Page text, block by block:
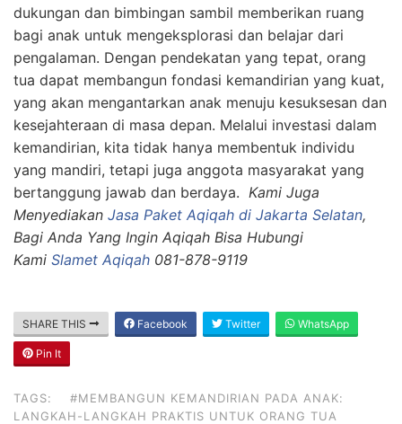
dukungan dan bimbingan sambil memberikan ruang
bagi anak untuk mengeksplorasi dan belajar dari
pengalaman. Dengan pendekatan yang tepat, orang
tua dapat membangun fondasi kemandirian yang kuat,
yang akan mengantarkan anak menuju kesuksesan dan
kesejahteraan di masa depan. Melalui investasi dalam
kemandirian, kita tidak hanya membentuk individu
yang mandiri, tetapi juga anggota masyarakat yang
bertanggung jawab dan berdaya. Kami Juga
Menyediakan Jasa Paket Aqiqah di Jakarta Selatan,
Bagi Anda Yang Ingin Aqiqah Bisa Hubungi
Kami Slamet Aqiqah 081-878-9119
SHARE THIS Facebook Twitter WhatsApp
Pin It
TAGS:
#MEMBANGUN KEMANDIRIAN PADA ANAK:
LANGKAH-LANGKAH PRAKTIS UNTUK ORANG TUA